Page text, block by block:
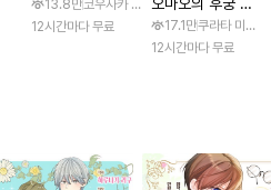
13.8만코우사카 리토 / 아기토기 아쿠미
12시간마다 무료
수께끼 풀이수첩)
17.1만쿠라타 미노
12시간마다 무료